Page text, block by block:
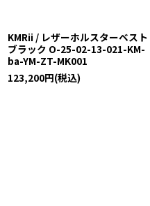
KMRii / レザーホルスターベスト
ブラック O-25-02-13-021-KM-
ba-YM-ZT-MK001
123,200円(税込)